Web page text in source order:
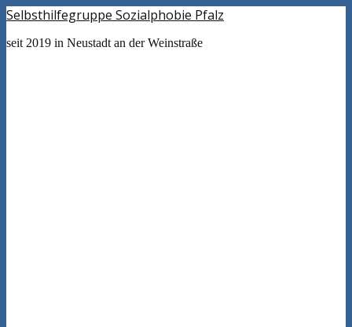
Selbsthilfegruppe Sozialphobie Pfalz
seit 2019 in Neustadt an der Weinstraße